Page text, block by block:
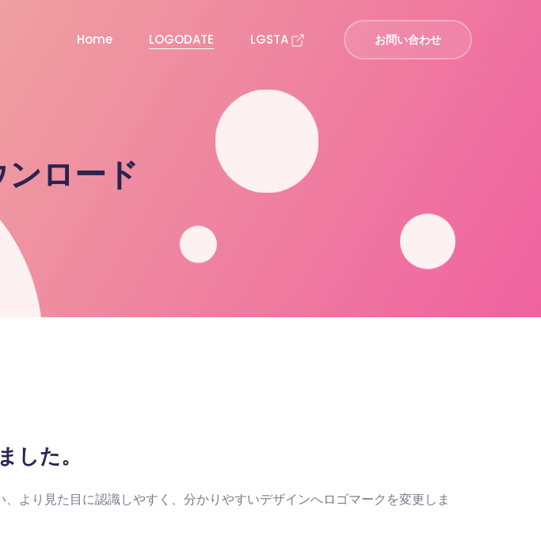
Home LOGODATE LGSTA お問い合わせ
ロード
した。
より見た目に認識しやすく、分かりやすいデザインへロゴマークを変更しま